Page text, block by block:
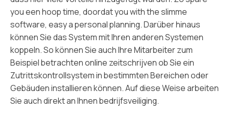
you een hoop time, doordat you with the slimme
software, easy a personal planning. Darüber hinaus
können Sie das System mit Ihren anderen Systemen
koppeln. So können Sie auch Ihre Mitarbeiter zum
Beispiel betrachtenonline zeitschrijvenob Sie ein
Zutrittskontrollsystem in bestimmten Bereichen oder
Gebäuden installieren können. Auf diese Weise arbeiten
Sie auch direkt an Ihnenbedrijfsveiliging.